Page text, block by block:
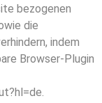
bezogenen
die
indem
Browser-Plugin
.